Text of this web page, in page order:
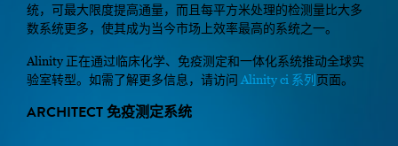
统，可最大限度提高通量，而且每平方米处理的检测量比大多
数系统更多，使其成为当今市场上效率最高的系统之一。
Alinity 正在通过临床化学、免疫测定和一体化系统推动全球实
验室转型。如需了解更多信息，请访问Alinity ci 系列 页面。
ARCHITECT 免疫测定系统